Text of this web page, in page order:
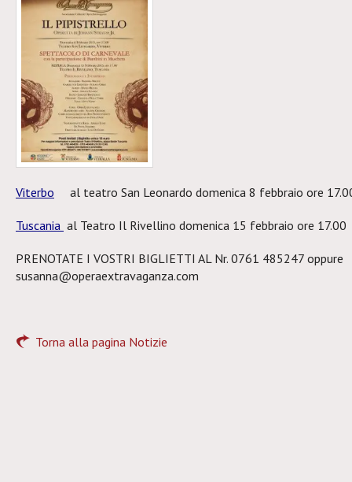
Viterbo al teatro San Leonardo domenica 8 febbraio ore
Tuscania al Teatro Il Rivellino domenica 15 febbraio ore 17.00
PRENOTATE I VOSTRI BIGLIETTI AL Nr. 0761 485247 oppure
susanna@operaextravaganza.com
Torna alla pagina Notizie